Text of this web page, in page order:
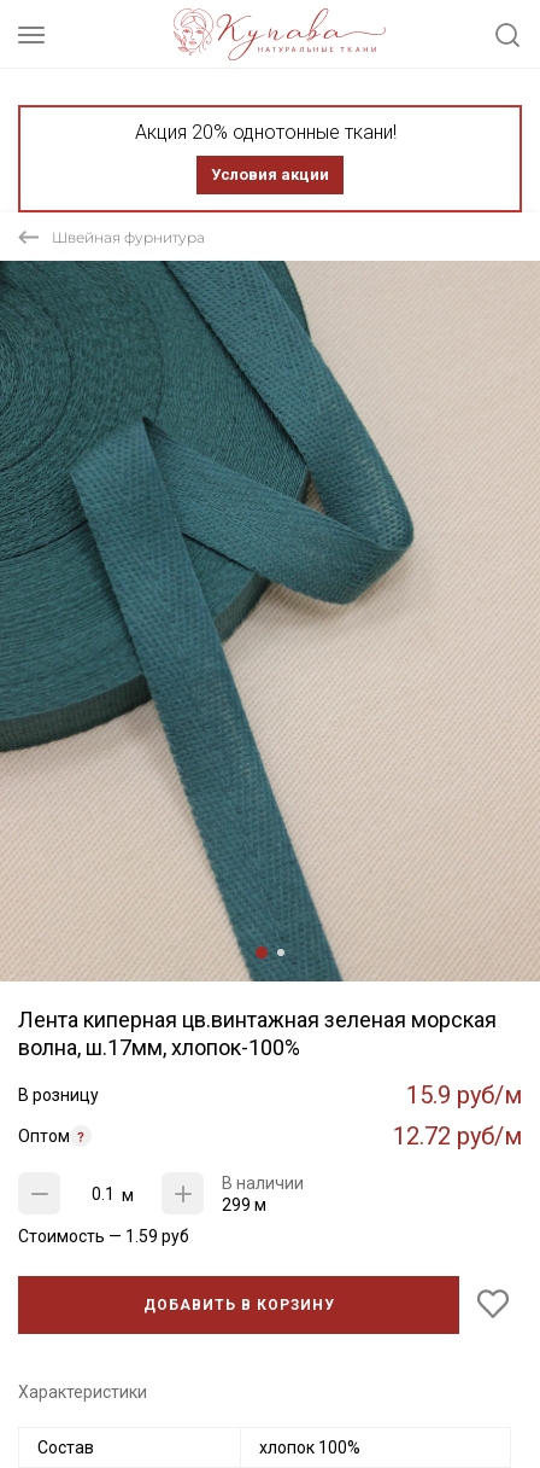
Акция 20% однотонные ткани!
Условия акции
Швейная фурнитура
Лента киперная цв.винтажная зеленая морская
волна, ш.17мм, хлопок-100%
В розницу 15.9 руб/м
Оптом 12.72 руб/м
м
В наличии
299 м
Стоимость — 1.59 руб
ДОБАВИТЬ В КОРЗИНУ
Характеристики
Состав хлопок 100%
Секретная рассылка от Купава